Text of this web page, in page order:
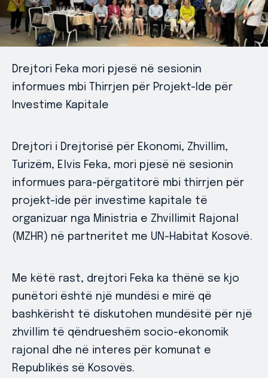
Drejtori Feka mori pjesë në sesionin
informues mbi Thirrjen për Projekt-Ide për
Investime Kapitale
Drejtori i Drejtorisë për Ekonomi, Zhvillim,
Turizëm, Elvis Feka, mori pjesë në sesionin
informues para-përgatitorë mbi thirrjen për
projekt-ide për investime kapitale të
organizuar nga Ministria e Zhvillimit Rajonal
(MZHR) në partneritet me UN-Habitat Kosovë.
Me këtë rast, drejtori Feka ka thënë se kjo
punëtori është një mundësi e mirë që
bashkërisht të diskutohen mundësitë për një
zhvillim të qëndrueshëm socio-ekonomik
rajonal dhe në interes për komunat e
Republikës së Kosovës.